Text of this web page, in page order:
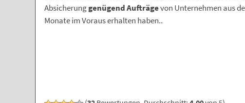
Absicherunggenügend Aufträgevon Unternehmen aus
Monate im Voraus erhalten haben..